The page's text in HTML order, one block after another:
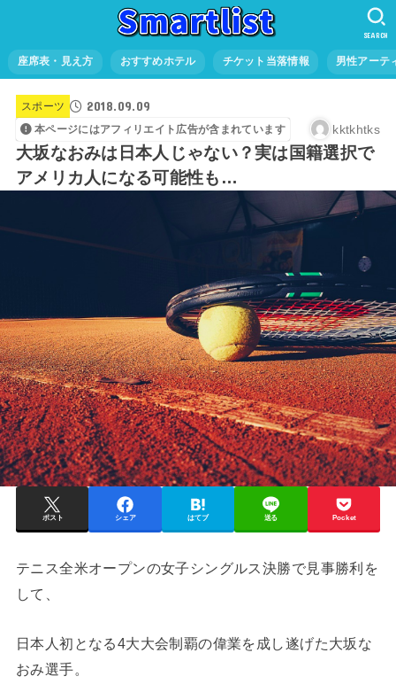
座席表・見え方 おすすめホテル チケット当落情報 男性アーテ
SEARCH
スポーツ 2018.09.09
本ページにはアフィリエイト広告が含まれています kktkhtks
大坂なおみは日本人じゃない？実は国籍選択で
アメリカ人になる可能性も…
ポスト シェア はてブ 送る Pocket
テニス全米オープンの女子シングルス決勝で見事勝利を
して、
日本人初となる4大大会制覇の偉業を成し遂げた大坂な
おみ選手。